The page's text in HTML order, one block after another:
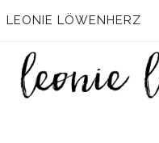
LEONIE LÖWENHERZ